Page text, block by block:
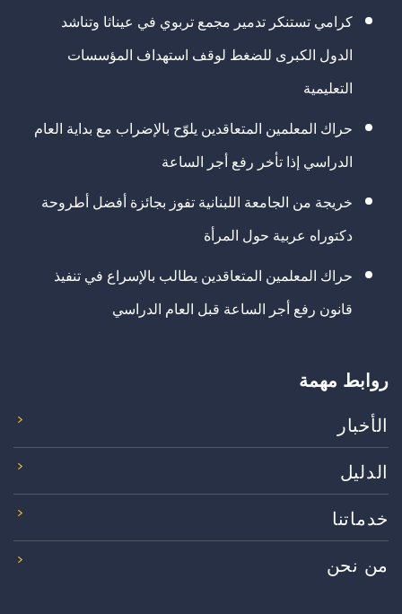
كرامي تستنكر تدمير مجمع تربوي في عيناثا وتناشد
الدول الكبرى للضغط لوقف استهداف المؤسسات
التعليمية
حراك المعلمين المتعاقدين يلوّح بالإضراب مع بداية العام
الدراسي إذا تأخر رفع أجر الساعة
خريجة من الجامعة اللبنانية تفوز بجائزة أفضل أطروحة
دكتوراه عربية حول المرأة
حراك المعلمين المتعاقدين يطالب بالإسراع في تنفيذ
قانون رفع أجر الساعة قبل العام الدراسي
روابط مهمة
الأخبار
الدليل
خدماتنا
من نحن